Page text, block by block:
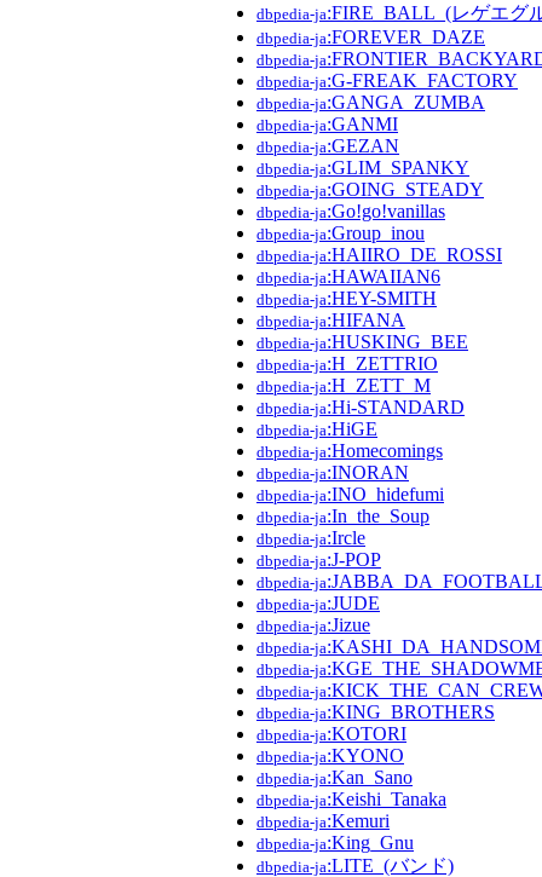
dbpedia-ja:FIRE_BALL_(レゲエグ
dbpedia-ja:FOREVER_DAZE
dbpedia-ja
dbpedia-ja:G-FREAK_FACTORY
dbpedia-ja:GANGA_ZUMBA
dbpedia-ja:GANMI
dbpedia-ja:GEZAN
dbpedia-ja:GLIM_SPANKY
dbpedia-ja:GOING_STEADY
dbpedia-ja:Go!go!vanillas
dbpedia-ja:Group_inou
dbpedia-ja:HAIIRO_DE_ROSSI
dbpedia-ja:HAWAIIAN6
dbpedia-ja:HEY-SMITH
dbpedia-ja:HIFANA
dbpedia-ja:HUSKING_BEE
dbpedia-ja:H_ZETTRIO
dbpedia-ja:H_ZETT_M
dbpedia-ja:Hi-STANDARD
dbpedia-ja:HiGE
dbpedia-ja:Homecomings
dbpedia-ja:INORAN
dbpedia-ja:INO_hidefumi
dbpedia-ja:In_the_Soup
dbpedia-ja:Ircle
dbpedia-ja:J-POP
dbpedia-ja
dbpedia-ja:JUDE
dbpedia-ja:Jizue
dbpedia-ja
dbpedia-ja
dbpedia-ja
dbpedia-ja:KING_BROTHERS
dbpedia-ja:KOTORI
dbpedia-ja:KYONO
dbpedia-ja:Kan_Sano
dbpedia-ja:Keishi_Tanaka
dbpedia-ja:Kemuri
dbpedia-ja:King_Gnu
dbpedia-ja:LITE_(バンド)